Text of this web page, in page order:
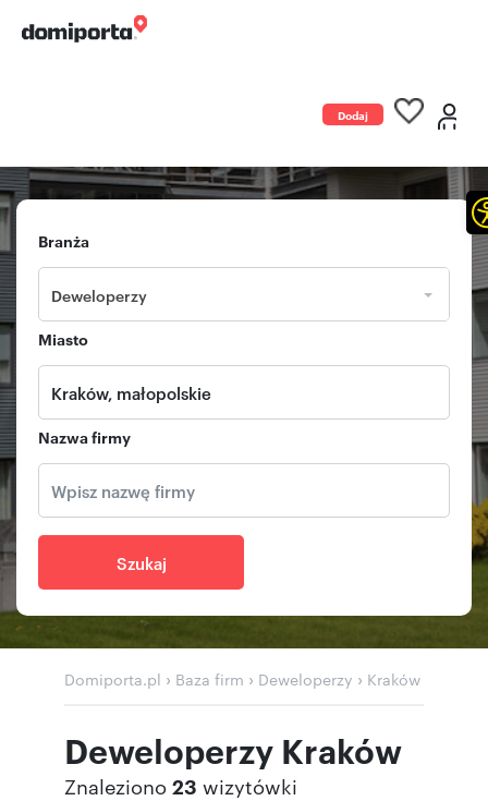
Dodaj
Branża
Deweloperzy
Miasto
Nazwa firmy
Szukaj
Domiporta.pl › Baza firm › Deweloperzy › Kraków
Deweloperzy Kraków
Znaleziono 23 wizytówki